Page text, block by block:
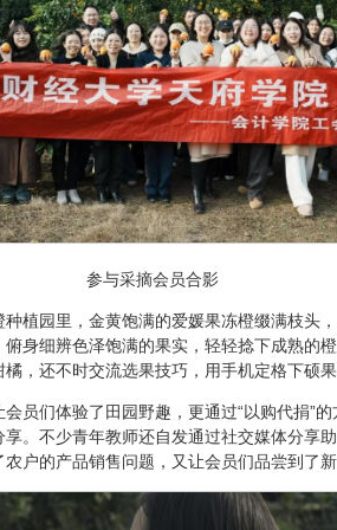
参与采摘会员合影
植园里，金黄饱满的爱媛果冻橙缀满枝头
身细辨色泽饱满的果实，轻轻捻下成熟的
，还不时交流选果技巧，用手机定格下硕果
员们体验了田园野趣，更通过“以购代捐”
。不少青年教师还自发通过社交媒体分享
户的产品销售问题，又让会员们品尝到了